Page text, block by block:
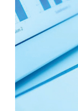
Image